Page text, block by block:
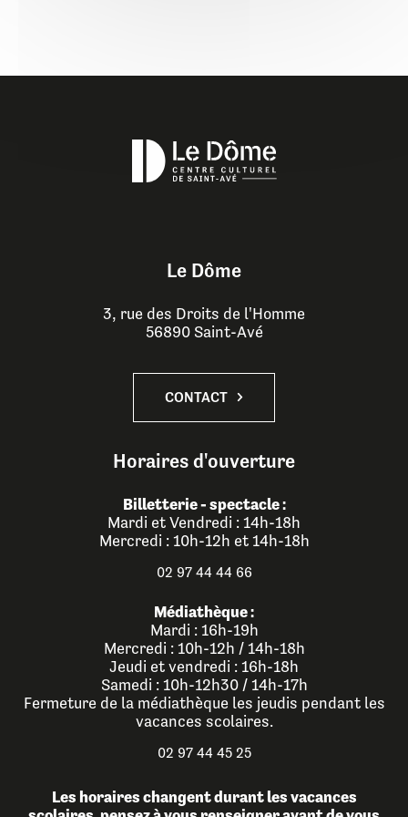
Le Dôme
3, rue des Droits de l'Homme
56890 Saint-Avé
CONTACT
Horaires d'ouverture
Billetterie - spectacle :
Mardi et Vendredi : 14h-18h
Mercredi : 10h-12h et 14h-18h
02 97 44 44 66
Médiathèque :
Mardi : 16h-19h
Mercredi : 10h-12h / 14h-18h
Jeudi et vendredi : 16h-18h
Samedi : 10h-12h30 / 14h-17h
Fermeture de la médiathèque les jeudis pendant les
vacances scolaires.
02 97 44 45 25
Les horaires changent durant les vacances